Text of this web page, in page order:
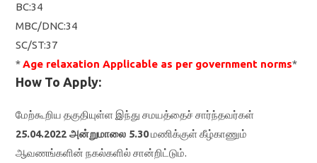
BC:34
MBC/DNC:34
SC/ST:37
*Age relaxation Applicable as per government norms*
How To Apply:
மேற்கூறிய தகுதியுள்ள இந்து சமயத்தைச்‌ சார்ந்தவர்கள்‌
25.04.2022 அன்றுமாலை 5.30மணிக்குள்‌ கீழ்காணும்‌
ஆவணங்களின்‌ நகல்களில்‌ சான்றிட்டும்‌.